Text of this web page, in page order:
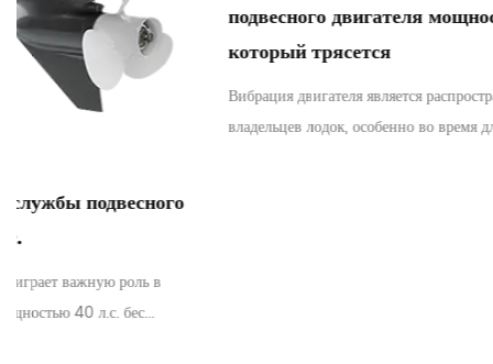
подвесного двигателя мощностью 40 л.с.,
который трясется
Вибрация двигателя является распространенной проблемой среди
владельцев лодок, особенно во время длительной эксплуата...